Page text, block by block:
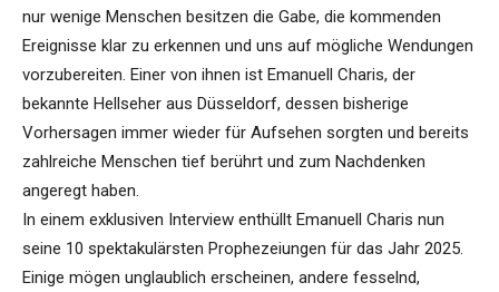
nur wenige Menschen besitzen die Gabe, die kommenden
Ereignisse klar zu erkennen und uns auf mögliche Wendungen
vorzubereiten. Einer von ihnen ist Emanuell Charis, der
bekannte Hellseher aus Düsseldorf, dessen bisherige
Vorhersagen immer wieder für Aufsehen sorgten und bereits
zahlreiche Menschen tief berührt und zum Nachdenken
angeregt haben.
In einem exklusiven Interview enthüllt Emanuell Charis nun
seine 10 spektakulärsten Prophezeiungen für das Jahr 2025.
Einige mögen unglaublich erscheinen, andere fesselnd,